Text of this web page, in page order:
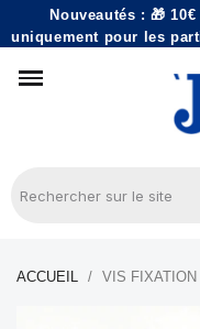
Nouveautés : 🎁
uniquement pour les
ACCUEIL VIS